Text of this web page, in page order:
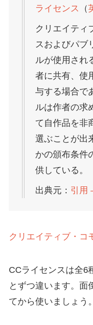
ライセンス （
クリエイティ
スおよびパブ
ルが使用され
者に共有、使
与する場合で
ルは作者の求
て自作品を非
選ぶことが出
かの頒布条件
供している。
出典元： 引用
クリエイティブ・コ
CCライセンスは全6
とずつ違います。面
てから使いましょう。